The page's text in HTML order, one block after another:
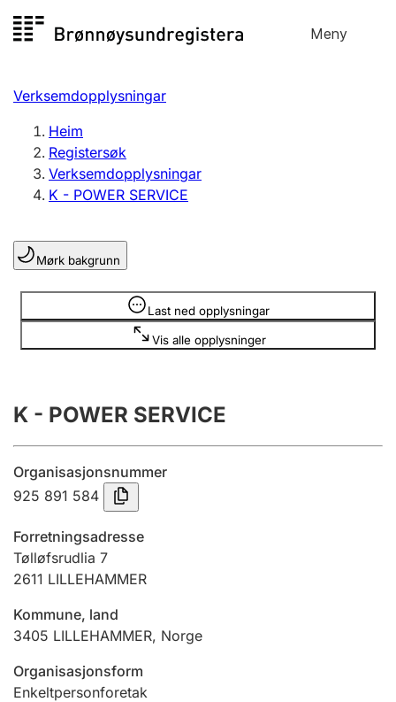
til
Meny
Registersøk
Aksjeselskap
Enkeltpersonføretak
Registrere, endre, slette
Lag og foreining
Registrere, endre, slette
Årsrekneskap
Innsending og forseinkingsgebyr
Tinglysing
Jeger
Ektepaktrettleiaren
Verksemdopplysningar
Heim
Registersøk
Verksemdopplysningar
K - POWER SERVICE
Mørk bakgrunn
Last ned opplysningar
Vis alle opplysninger
Opplysninger er skjult
K - POWER SERVICE
Organisasjonsnummer
925 891 584
Forretningsadresse
Tølløfsrudlia 7
2611 LILLEHAMMER
Kommune, land
3405 LILLEHAMMER, Norge
Organisasjonsform
Enkeltpersonforetak